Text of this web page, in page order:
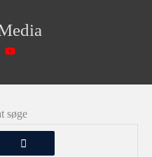
søge